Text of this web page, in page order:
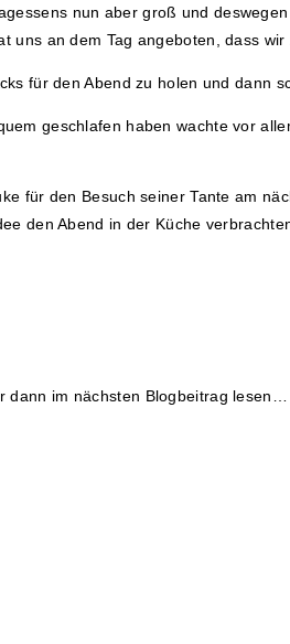
nun aber groß und
uns an dem Tag angeboten, dass
für den Abend zu holen und dann
geschlafen haben wachte vor
für den Besuch seiner Tante am
den Abend in der Küche
dann im nächsten Blogbeitrag lesen…